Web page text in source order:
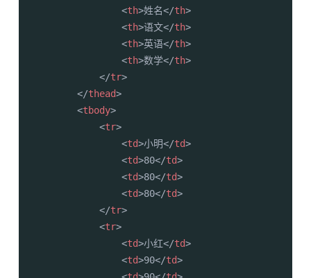
<th>姓名</th>
<th>语文</th>
<th>英语</th>
<th>数学</th>
</tr>
</thead>
<tbody>
<tr>
<td>小明</td>
<td>80</td>
<td>80</td>
<td>80</td>
</tr>
<tr>
<td>小红</td>
<td>90</td>